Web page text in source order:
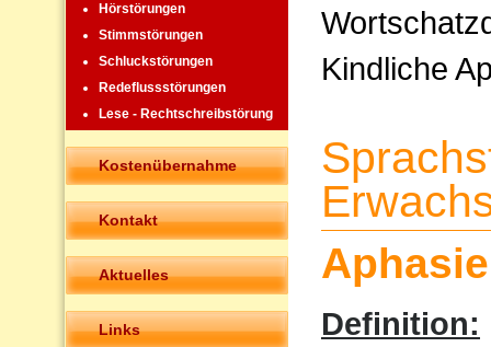
Hörstörungen
Stimmstörungen
Schluckstörungen
Redeflussstörungen
Lese - Rechtschreibstörung
Kostenübernahme
Kontakt
Aktuelles
Links
Kindliche
Aphasie
Definition: